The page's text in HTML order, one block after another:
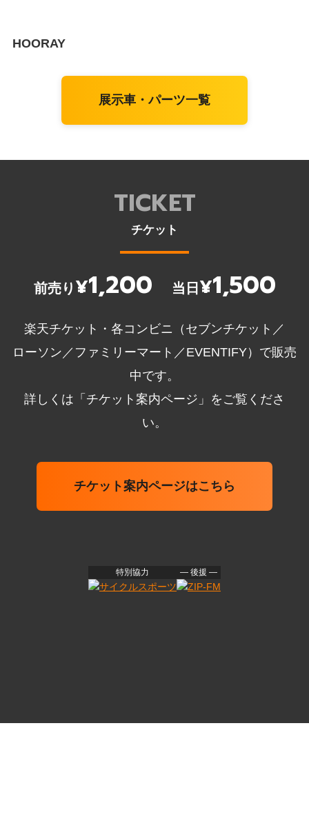
HOORAY
展示車・パーツ一覧
TICKET
チケット
前売り ¥1,200 当日 ¥1,500
楽天チケット・各コンビニ（セブンチケット／
ローソン／ファミリーマート／EVENTIFY）で販売
中です。
詳しくは「チケット案内ページ」をご覧くださ
い。
チケット案内ページはこちら
特別協力 ― 後援 ―